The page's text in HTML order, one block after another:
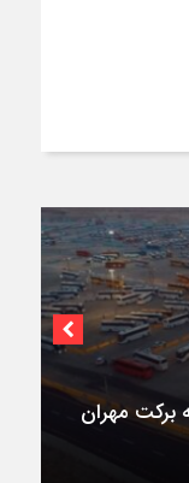
برکت مهران